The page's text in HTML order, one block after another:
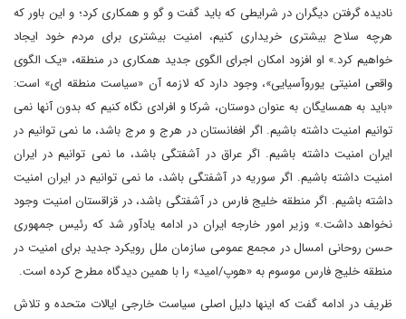
نادیده گرفتن دیگران در شرایطی که باید گفت و گو و همکاری کرد؛ و این باور که
هرچه سلاح بیشتری خریداری کنیم، امنیت بیشتری برای مردم خود ایجاد
خواهیم کرد.» او افزود امکان اجرای الگوی جدید همکاری در منطقه، «یک الگوی
واقعی امنیتی یوروآسیایی»، وجود دارد که لازمه آن «سیاست منطقه ای» است:
«باید به همسایگان به عنوان دوستان، شرکا و افرادی نگاه کنیم که بدون آنها نمی
توانیم امنیت داشته باشیم. اگر افغانستان در هرج و مرج باشد، ما نمی توانیم در
ایران امنیت داشته باشیم. اگر عراق در آشفتگی باشد، ما نمی توانیم در ایران
امنیت داشته باشیم. اگر سوریه در آشفتگی باشد، ما نمی توانیم در ایران امنیت
داشته باشیم. اگر منطقه خلیج فارس در آشفتگی باشد، در قزاقستان امنیت وجود
نخواهد داشت.» وزیر امور خارجه ایران در ادامه یادآور شد که رئیس جمهوری
حسن روحانی امسال در مجمع عمومی سازمان ملل رویکرد جدید برای امنیت در
منطقه خلیج فارس موسوم به «هوپ/امید» را با همین دیدگاه مطرح کرده است.
ظریف در ادامه گفت که اینها دلیل اصلی سیاست خارجی ایالات متحده و تلاش